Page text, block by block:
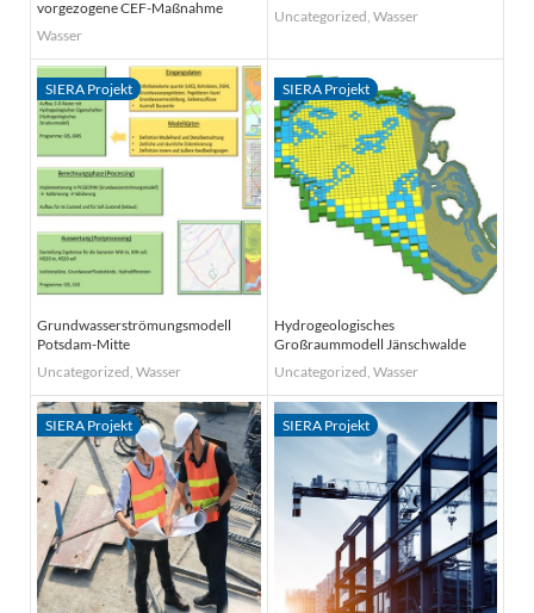
vorgezogene CEF-Maßnahme
Wasser
Uncategorized, Wasser
Grundwasserströmungsmodell
Potsdam-Mitte
Uncategorized, Wasser
Hydrogeologisches
Großraummodell Jänschwalde
Uncategorized, Wasser